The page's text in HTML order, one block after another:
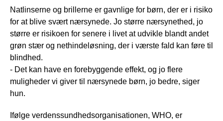
Natlinserne og brillerne er gavnlige for børn, der er i risiko
for at blive svært nærsynede. Jo større nærsynethed, jo
større er risikoen for senere i livet at udvikle blandt andet
grøn stær og nethindeløsning, der i værste fald kan føre til
blindhed.
- Det kan have en forebyggende effekt, og jo flere
muligheder vi giver til nærsynede børn, jo bedre, siger
hun.
Ifølge verdenssundhedsorganisationen, WHO, er